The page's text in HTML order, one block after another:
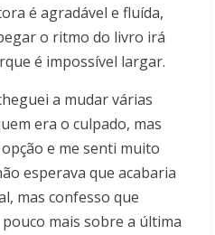
é agradável e fluída,
o ritmo do livro irá
é impossível largar.
a mudar várias
era o culpado, mas
e me senti muito
esperava que acabaria
mas confesso que
mais sobre a última